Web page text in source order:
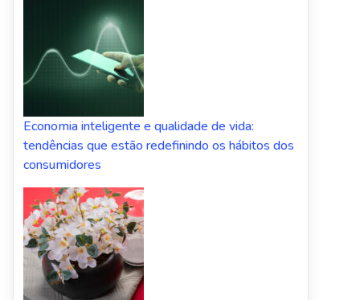
Economia inteligente e qualidade de vida:
tendências que estão redefinindo os hábitos dos
consumidores